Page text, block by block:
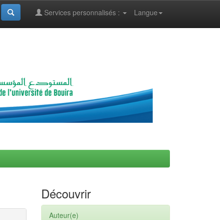
Langue
Services personnalisés :
Découvrir
Auteur(e)